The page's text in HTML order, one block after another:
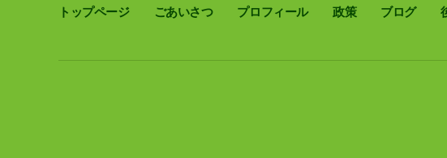
トップページ ごあいさつ プロフィール 政策 ブログ